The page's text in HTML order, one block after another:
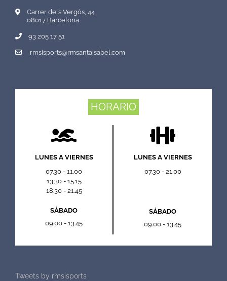
Carrer dels Vergós, 44
08017 Barcelona
93 205 17 51
rmsisports@rmsantaisabel.com
HORARIO
LUNES A VIERNES
07.30 - 11.00
13.30 - 15.15
18.30 - 21.45
SÁBADO
09.00 - 13.45
LUNES A VIERNES
07.30 - 21.00
SÁBADO
09.00 - 13.45
Tweets by rmsisports